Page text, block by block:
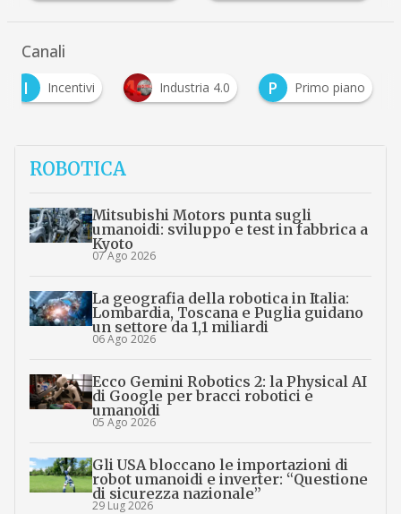
Canali
I
Incentivi Industria 4.0 P Primo piano
ROBOTICA
Mitsubishi Motors punta sugli
umanoidi: sviluppo e test in fabbrica a
Kyoto
07 Ago 2026
La geografia della robotica in Italia:
Lombardia, Toscana e Puglia guidano
un settore da 1,1 miliardi
06 Ago 2026
Ecco Gemini Robotics 2: la Physical AI
di Google per bracci robotici e
umanoidi
05 Ago 2026
Gli USA bloccano le importazioni di
robot umanoidi e inverter: “Questione
di sicurezza nazionale”
29 Lug 2026